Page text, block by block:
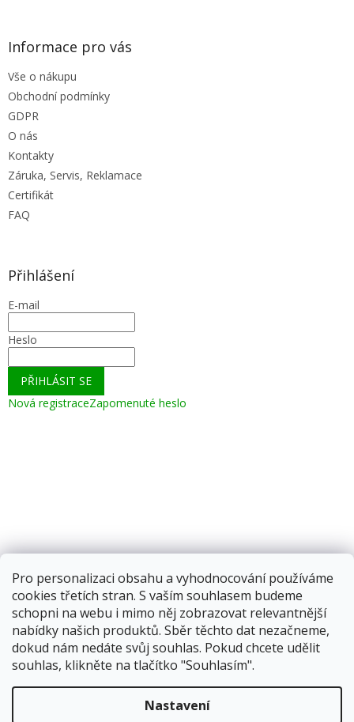
Pro personalizaci obsahu a vyhodnocování používáme
cookies třetích stran. S vaším souhlasem budeme
schopni na webu i mimo něj zobrazovat relevantnější
nabídky našich produktů. Sběr těchto dat nezačneme,
dokud nám nedáte svůj souhlas. Pokud chcete udělit
souhlas, klikněte na tlačítko "Souhlasím".
Nastavení
Informace pro vás
Vše o nákupu
Obchodní podmínky
GDPR
O nás
Kontakty
Záruka, Servis, Reklamace
Certifikát
FAQ
Přihlášení
E-mail
Heslo
PŘIHLÁSIT SE
Nová registraceZapomenuté heslo